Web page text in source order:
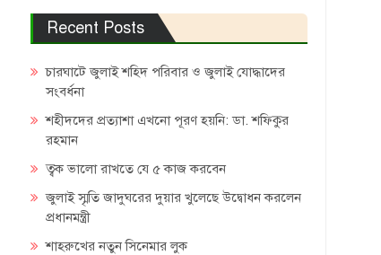
Recent Posts
চারঘাটে জুলাই শহিদ পরিবার ও জুলাই যোদ্ধাদের
সংবর্ধনা
শহীদদের প্রত্যাশা এখনো পূরণ হয়নি: ডা. শফিকুর
রহমান
ত্বক ভালো রাখতে যে ৫ কাজ করবেন
জুলাই স্মৃতি জাদুঘরের দুয়ার খুলেছে উদ্বোধন করলেন
প্রধানমন্ত্রী
শাহরুখের নতুন সিনেমার লুক